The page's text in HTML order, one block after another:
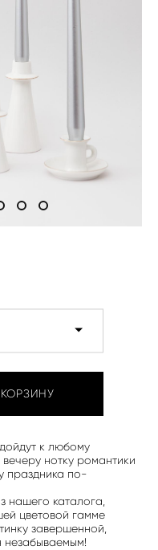
к любому
нотку романтики
праздника по-
нашего каталога,
цветовой гамме
завершенной,
незабываемым!